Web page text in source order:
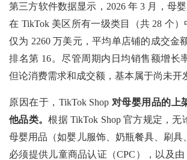
第三方软件数据显示，2026 年 3 月，母
在 TikTok 美区所有一级类目（共 28 个）
仅为 2260 万美元，平均单店铺的成交金
排名第 16。尽管周期内日均销售额增长
但论消费需求和成交额，基本属于尚未开
原因在于，TikTok Shop 对母婴用品的上
他品类。根据 TikTok Shop 官方规定，无
母婴用品（如婴儿服饰、奶瓶餐具、刷具
必须提供儿童商品认证（CPC），以及由